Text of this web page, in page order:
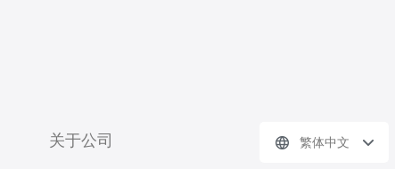
关于公司 繁体中文